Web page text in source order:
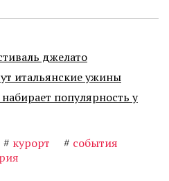
джелато
итальянские ужины
популярность у
# курорт # события